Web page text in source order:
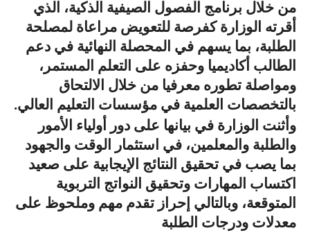
من خلال برنامج الفصول الصيفية الذكية، الذي
أقرته الوزارة كفرصة للتعويض مراعاة لمصلحة
الطلبة، بما يسهم في المحصلة النهائية في دعم
الطالب أكاديميا وحفزه على التعلم المستمر،
ومواصلة تطوره معرفيا من خلال الالتحاق
بالتخصصات العلمية في مؤسسات التعليم العالي.
وأثنت الوزارة في بيانها على دور أولياء الأمور
والطلبة والمعلمين، في استثمار الوقت والجهود
بما يصب في تحقيق النتائج الإيجابية على صعيد
اكتساب المهارات وتحقيق النواتج التربوية
المتوقعة، وبالتالي إحراز تقدم مهم وملحوظ على
معدلات ودرجات الطلبة